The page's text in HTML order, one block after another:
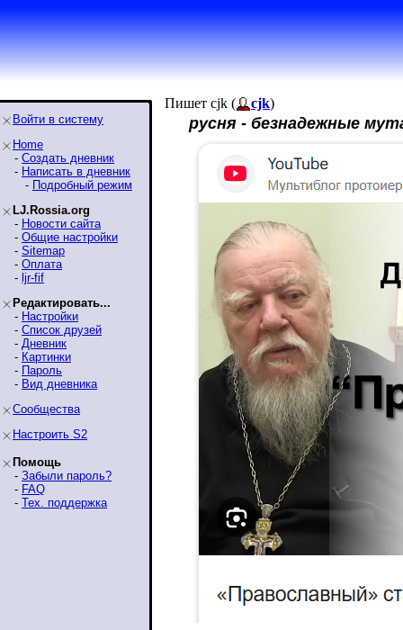
Войти в систему
Home
- Создать дневник
- Написать в дневник
- Подробный режим
LJ.Rossia.org
- Новости сайта
- Общие настройки
- Sitemap
- Оплата
- ljr-fif
Редактировать...
- Настройки
- Список друзей
- Дневник
- Картинки
- Пароль
- Вид дневника
Сообщества
Настроить S2
Помощь
- Забыли пароль?
- FAQ
- Тех. поддержка
Пишет cjk ( cjk)
русня - безнадежные